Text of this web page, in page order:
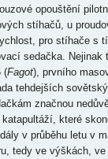
opouštění
stíhačů, u
pro stíhače s
sedačka. Nejinak
(Fagot), prvního
tehdejších
značnou
které
v průběhu letu v
tedy ve výškách,